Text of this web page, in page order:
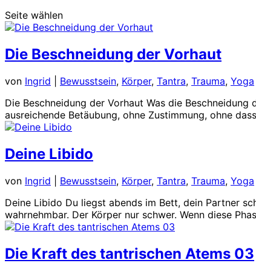
Seite wählen
Die Beschneidung der Vorhaut
von Ingrid Bewusstsein, Körper, Tantra, Trauma, Yoga
Die Beschneidung der Vorhaut Was die
ausreichende Betäubung, ohne Zustimmung, ohne
Deine Libido
von Ingrid Bewusstsein, Körper, Tantra, Trauma, Yoga
Deine Libido Du liegst abends im Bett, dein Partner
wahrnehmbar. Der Körper nur schwer. Wenn diese
Die Kraft des tantrischen Atems 03